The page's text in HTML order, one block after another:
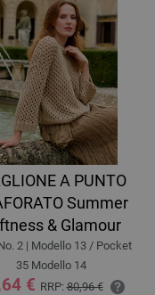
A PUNTO
Summer
& Glamour
2 | Modello 13 / Pocket
35 Modello 14
€ RRP:80,96 €